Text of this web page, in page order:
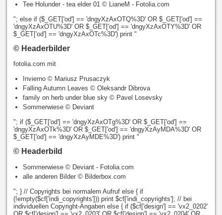
Tee Holunder - tea elder 01 © LianeM - Fotolia.com
"; else if ($_GET['od'] == 'dngyXzAxOTQ%3D' OR $_GET['od'] ==
'dngyXzAxOTU%3D' OR $_GET['od'] == 'dngyXzAxOTY%3D' OR
$_GET['od'] == 'dngyXzAxOTc%3D') print "
© Headerbilder
fotolia.com mit
Invierno © Mariusz Prusaczyk
Falling Autumn Leaves © Oleksandr Dibrova
family on herb under blue sky © Pavel Losevsky
Sommerwiese © Deviant
"; if ($_GET['od'] == 'dngyXzAxOTg%3D' OR $_GET['od'] ==
'dngyXzAxOTk%3D' OR $_GET['od'] == 'dngyXzAyMDA%3D' OR
$_GET['od'] == 'dngyXzAyMDE%3D') print "
© Headerbild
Sommerwiese © Deviant - Fotolia.com
alle anderen Bilder © Bilderbox.com
"; } // Copyrights bei normalem Aufruf else { if
(!empty($cf['indi_copyrights'])) print $cf['indi_copyrights']; // bei
individuellen Copyright-Angaben else { if ($cf['design'] == 'vx2_0202'